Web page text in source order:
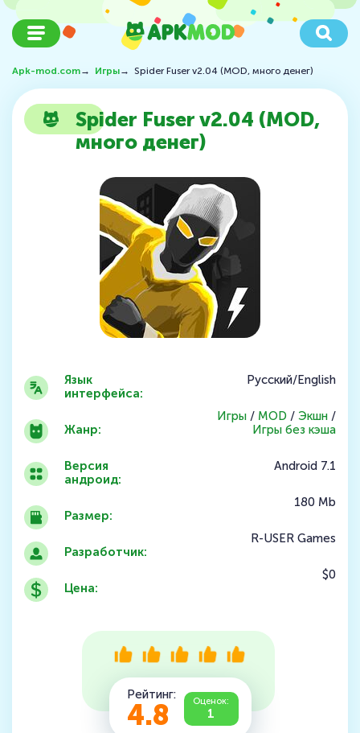
Apk-mod.com→ Игры→ Spider Fuser v2.04 (MOD, много денег)
Spider Fuser v2.04 (MOD,
много денег)
Язык
интерфейса:
Жанр:
Версия
андроид:
Размер:
Разработчик:
Цена:
Русский/English
Игры / MOD / Экшн /
Игры без кэша
Android 7.1
180 Mb
R-USER Games
$0
Рейтинг:
4.8 Оценок:
1